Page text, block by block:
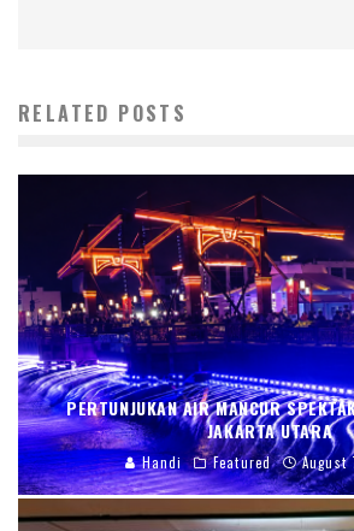
RELATED POSTS
PERTUNJUKAN AIR MANCUR
JAKARTA UTARA
Handi Featured August